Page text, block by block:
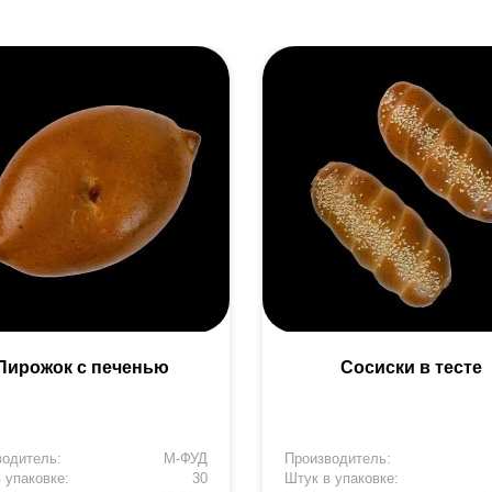
с печенью
М-ФУД
упаковке:
30
Сосиски в тесте
Производитель:
Штук в упаковке: